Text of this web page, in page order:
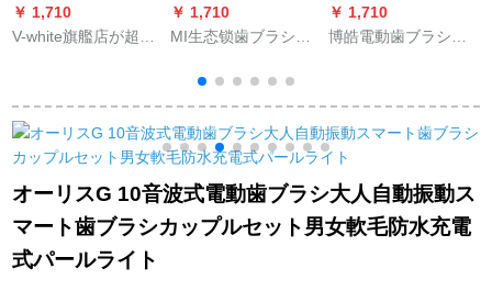
￥ 1,710
V-white旗艦店が超音
気歯ブラシ美牙怠人
全自動歯ブラシ純白
歯歯歯科掃除機は彼
女にバレンタインデ
ーのプレゼントをあ
げます。
￥ 1,710
MI生态锁歯ブラシベ
MIベイドクター歯ブ
ラシ4色セット
￥ 1,710
博皓電動歯ブラシ成
オーリスG 10音波式電動歯ブラシ大人自動振動ス
マート歯ブラシカップルセット男女軟毛防水充電
式パールライト